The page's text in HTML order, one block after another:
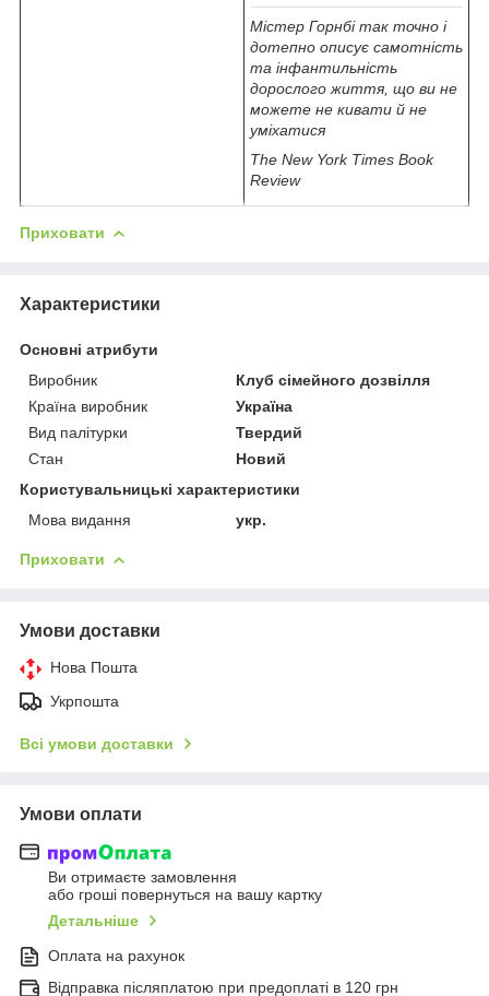
Містер Горнбі так точно і
дотепно описує самотність
та інфантильність
дорослого життя, що ви не
можете не кивати й не
уміхатися
The New York Times Book
Review
Приховати
Характеристики
Основні атрибути
Виробник
Клуб сімейного дозвілля
Країна виробник
Україна
Вид палітурки
Твердий
Стан
Новий
Користувальницькі характеристики
Мова видання
укр.
Приховати
Умови доставки
Нова Пошта
Укрпошта
Всі умови доставки
Умови оплати
Ви отримаєте замовлення
або гроші повернуться на вашу картку
Детальніше
Оплата на рахунок
Відправка післяплатою при предоплаті в 120 грн